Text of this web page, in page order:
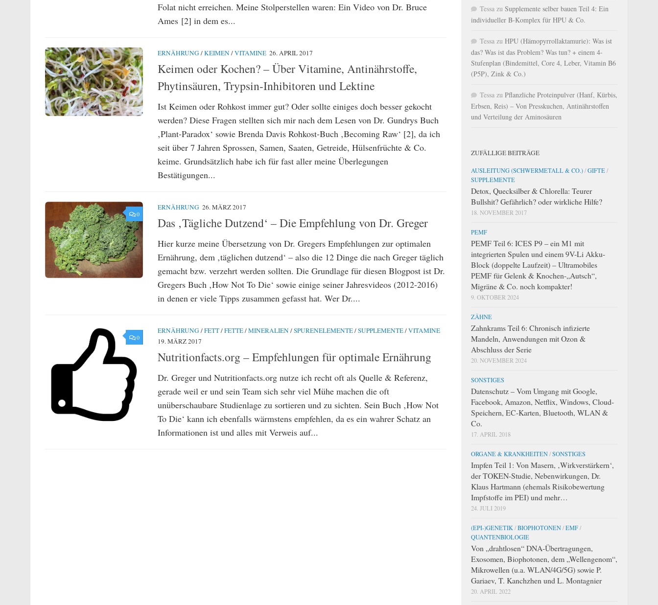
Folat nicht erreichen. Meine Stolperstellen waren: Ein Video von Dr. Bruce
Ames [2] in dem es...
ERNÄHRUNG /KEIMEN /VITAMINE 26. APRIL 2017
Keimen oder Kochen? – Über Vitamine, Antinährstoffe,
Phytinsäuren, Trypsin-Inhibitoren und Lektine
Ist Keimen oder Rohkost immer gut? Oder sollte einiges doch besser gekocht
werden? Diese Fragen stellten sich mir nach dem Lesen von Dr. Gundrys Buch
‚Plant-Paradox‘ sowie Brenda Davis Rohkost-Buch ‚Becoming Raw‘ [2], da ich
seit über 7 Jahren Sprossen, Samen, Saaten, Getreide, Hülsenfrüchte & Co.
keime. Grundsätzlich habe ich für fast aller meine Überlegungen
Bestätigungen...
0
ERNÄHRUNG 26. MÄRZ 2017
Das ‚Tägliche Dutzend‘ – Die Empfehlung von Dr. Greger
Hier kurze meine Übersetzung von Dr. Gregers Empfehlungen zur optimalen
Ernährung, dem ‚täglichen dutzend‘ – also die 12 Dinge die nach Greger täglich
gemacht bzw. verzehrt werden sollten. Die Grundlage für diesen Blogpost ist Dr.
Gregers Buch ‚How Not To Die‘ sowie einige seiner Jahresvideos (2012-2016)
in denen er viele Tipps zusammen gefasst hat. Wer Dr....
0
ERNÄHRUNG /FETT/FETTE/MINERALIEN /SPURENELEMENTE/SUPPLEMENTE/VITAMINE
19. MÄRZ 2017
Nutritionfacts.org – Empfehlungen für optimale Ernährung
Dr. Greger und Nutritionfacts.org nutze ich recht oft als Quelle & Referenz,
gerade weil er und sein Team sich sehr viel Mühe machen die oft
unüberschaubare Studienlage zu sortieren und zu sichten. Sein Buch ‚How Not
To Die‘ kann ich ebenfalls wärmstens empfehlen, da es ein wahrer Schatz an
Informationen ist und alles mit Verweis auf...
Tessa zu Supplemente selber bauen Teil 4: Ein
individueller B-Komplex für HPU & Co.
Tessa zu HPU (Hämopyrrollaktamurie): Was ist
das? Was ist das Problem? Was tun? + einem 4-
Stufenplan (Bindemittel, Core 4, Leber, Vitamin B6
(P5P), Zink & Co.)
Tessa zu Pflanzliche Proteinpulver (Hanf, Kürbis,
Erbsen, Reis) – Von Presskuchen, Antinährstoffen
und Verteilung der Aminosäuren
ZUFÄLLIGE BEITRÄGE
AUSLEITUNG (SCHWERMETALL & CO.)/GIFTE/
SUPPLEMENTE
Detox, Quecksilber & Chlorella: Teurer
Bullshit? Gefährlich? oder wirkliche Hilfe?
18. NOVEMBER 2017
PEMF
PEMF Teil 6: ICES P9 – ein M1 mit
integrierten Spulen und einem 9V-Li Akku-
Block (doppelte Laufzeit) – Ultramobiles
PEMF für Gelenk & Knochen-„Autsch“,
Migräne & Co. noch kompakter!
9. OKTOBER 2024
ZÄHNE
Zahnkrams Teil 6: Chronisch infizierte
Mandeln, Anwendungen mit Ozon &
Abschluss der Serie
20. NOVEMBER 2024
SONSTIGES
Datenschutz – Vom Umgang mit Google,
Facebook, Amazon, Netflix, Windows, Cloud-
Speichern, EC-Karten, Bluetooth, WLAN &
Co.
17. APRIL 2018
ORGANE & KRANKHEITEN/SONSTIGES
Impfen Teil 1: Von Masern, ‚Wirkverstärkern‘,
der TOKEN-Studie, Nebenwirkungen, Dr.
Klaus Hartmann (ehemals Risikobewertung
Impfstoffe im PEI) und mehr…
24. JULI 2019
(EPI-)GENETIK /BIOPHOTONEN/EMF/
QUANTENBIOLOGIE
Von „drahtlosen“ DNA-Übertragungen,
Exosomen, Biophotonen, dem „Wellengenom“,
Mikrowellen (u.a. WLAN/4G/5G) sowie P.
Gariaev, T. Kanchzhen und L. Montagnier
20. APRIL 2022